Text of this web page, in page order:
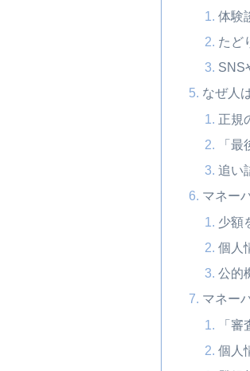
体験
たど
SNS
なぜ人
正規
「
追い
マネー
少額
個人
公的
マネー
「
個人